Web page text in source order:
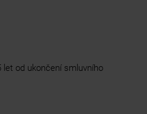
od ukončení smluvního